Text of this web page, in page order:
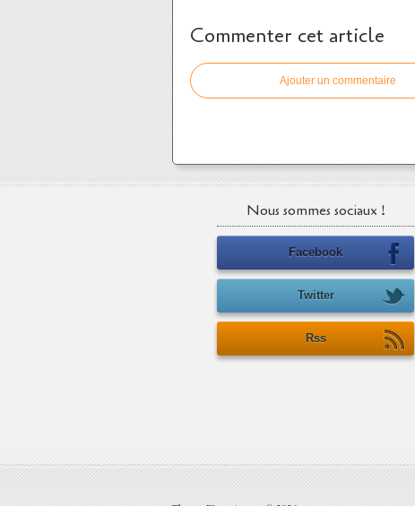
Commenter cet article
Ajouter un commentaire
Nous sommes sociaux !
Facebook
Twitter
Rss